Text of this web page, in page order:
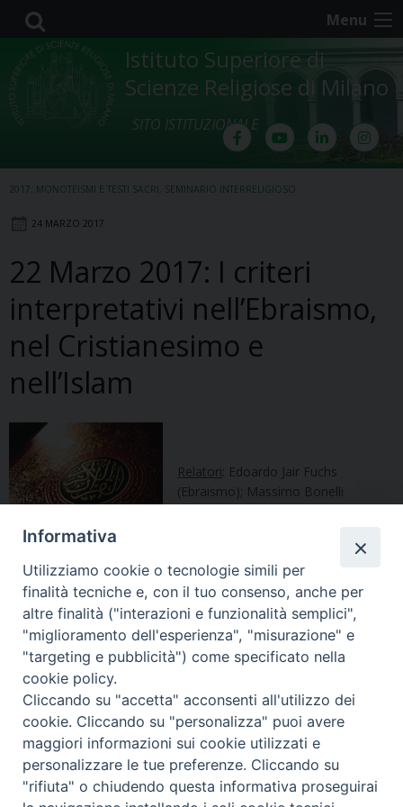
Skip
content
Menu
Istituto Superiore di
Scienze Religiose di Milano
SITO ISTITUZIONALE
2017: MONOTEISMI E TESTI SACRI SEMINARIO INTERRELIGIOSO
24 MARZO 2017
22 Marzo 2017: I criteri
interpretativi nell’Ebraismo,
nel Cristianesimo e
nell’Islam
Relatori: Edoardo Jair Fuchs
(Ebraismo); Massimo Bonelli
Moderatrice: Lucia Consonni
Criteri-di-interpretazione-Tradizione-ebraica-Slide
Criteri-interpretativi-nellEbraismo
Criteri-interpretativi-nellIslam
Criteri-interpretativi-nel-Cristianesimo-Slide
Informativa
Utilizziamo cookie o tecnologie simili per
finalità tecniche e, con il tuo consenso, anche per
altre finalità ("interazioni e funzionalità semplici",
"miglioramento dell'esperienza", "misurazione" e
"targeting e pubblicità") come specificato nella
cookie policy.
Cliccando su "accetta" acconsenti all'utilizzo dei
cookie. Cliccando su "personalizza" puoi avere
maggiori informazioni sui cookie utilizzati e
personalizzare le tue preferenze. Cliccando su
"rifiuta" o chiudendo questa informativa proseguirai